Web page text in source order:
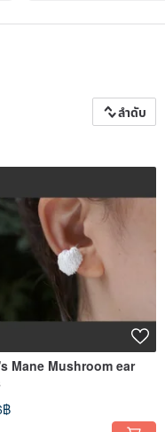
งธีมอันยิ่งใหญ่ ได้แก่:
กทอมาตั้งแต่สมัยโบราณ"
ลำดับ
Mane Mushroom ear
฿